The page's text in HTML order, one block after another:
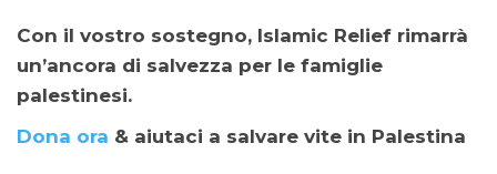
Con il vostro sostegno, Islamic Relief rimarrà
un’ancora di salvezza per le famiglie
palestinesi.
Dona ora & aiutaci a salvare vite in Palestina